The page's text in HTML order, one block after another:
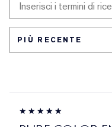
DI
PER
DELLA